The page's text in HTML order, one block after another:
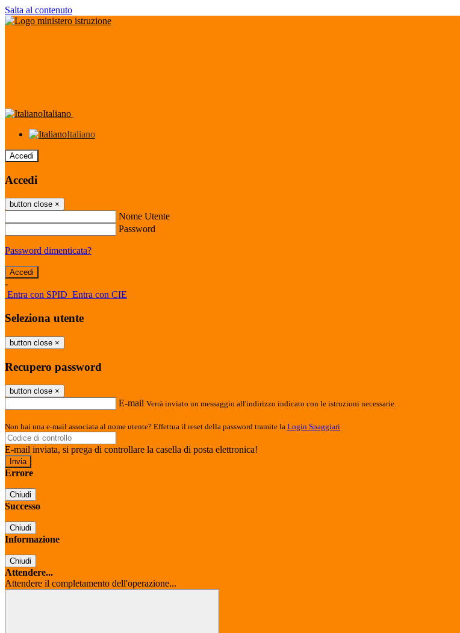
Salta al contenuto
Italiano
Italiano
Accedi
Accedi
button close ×
Nome Utente
Password
Password dimenticata?
-
Entra con SPID Entra con CIE
Seleziona utente
button close ×
Recupero password
button close ×
E-mail Verrà inviato un messaggio all'indirizzo indicato con le istruzioni necessarie.
Non hai una e-mail associata al nome utente? Effettua il reset della password tramite la Login Spaggiari
E-mail inviata, si prega di controllare la casella di posta elettronica!
Errore
Chiudi
Successo
Chiudi
Informazione
Chiudi
Attendere...
Attendere il completamento dell'operazione...